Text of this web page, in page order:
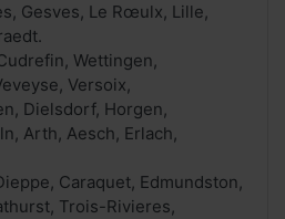
Gesves, Le Rœulx, Lille,
Wettingen,
Versoix,
Dielsdorf, Horgen,
Arth, Aesch, Erlach,
Caraquet, Edmundston,
Trois-Rivieres,